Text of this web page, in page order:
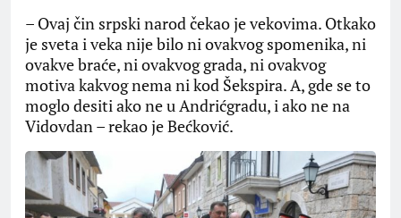
– Ovaj čin srpski narod čekao je vekovima. Otkako
je sveta i veka nije bilo ni ovakvog spomenika, ni
ovakve braće, ni ovakvog grada, ni ovakvog
motiva kakvog nema ni kod Šekspira. A, gde se to
moglo desiti ako ne u Andrićgradu, i ako ne na
Vidovdan – rekao je Bećković.